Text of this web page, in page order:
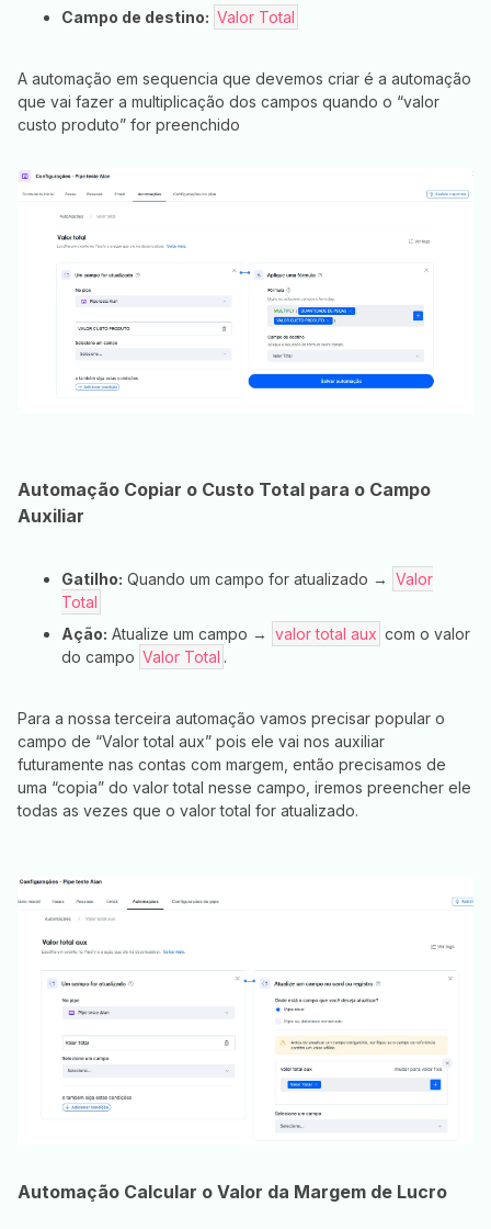
Campo de destino: Valor Total
A automação em sequencia que devemos criar é a automação
que vai fazer a multiplicação dos campos quando o “valor
custo produto” for preenchido
Automação Copiar o Custo Total para o Campo
Auxiliar
Gatilho: Quando um campo for atualizado → Valor
Total
Ação: Atualize um campo → valor total aux com o valor
do campo Valor Total .
Para a nossa terceira automação vamos precisar popular o
campo de “Valor total aux” pois ele vai nos auxiliar
futuramente nas contas com margem, então precisamos de
uma “copia” do valor total nesse campo, iremos preencher ele
todas as vezes que o valor total for atualizado.
Automação Calcular o Valor da Margem de Lucro